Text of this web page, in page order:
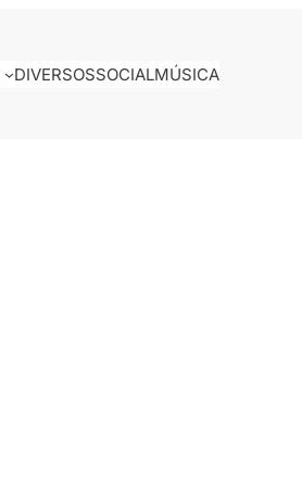
DIVERSOSSOCIALMÚSICA